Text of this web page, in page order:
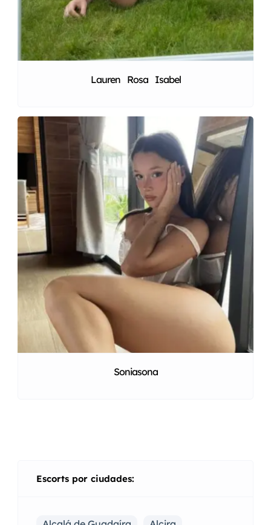
Lauren Rosa Isabel
Soniasona
Escorts por ciudades: